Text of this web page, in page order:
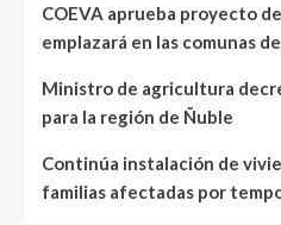
COEVA aprueba proyecto
emplazará en las comunas
Ministro de agricultura
para la región de Ñuble
Continúa instalación de
familias afectadas por